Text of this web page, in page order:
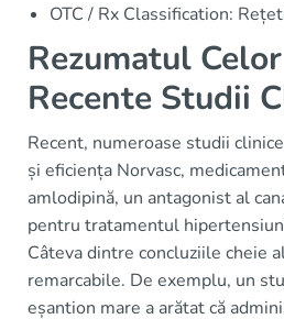
OTC / Rx Classification:
Rezumatul
Recente Studii
Recent, numeroase studii
și eficiența Norvasc,
amlodipină, un antagonist al
pentru tratamentul
Câteva dintre concluziile cheie
remarcabile. De exemplu, un
eșantion mare a arătat că